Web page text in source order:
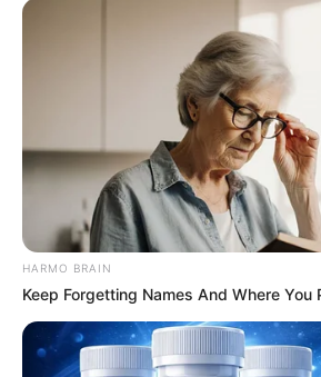
(foto: instagram:/
Nama Lengkap: Kwak Dayoung
Nama Panggung: Erin
Nama Panggilan: Dayoung, Erin
Tempat, Tanggal Lahir: Korea Selatan,
Kewarganegaraan: Korea Selatan
Pendidikan: –
Agama: –
HARMO BRAIN
Keep Forgetting Names And Where You